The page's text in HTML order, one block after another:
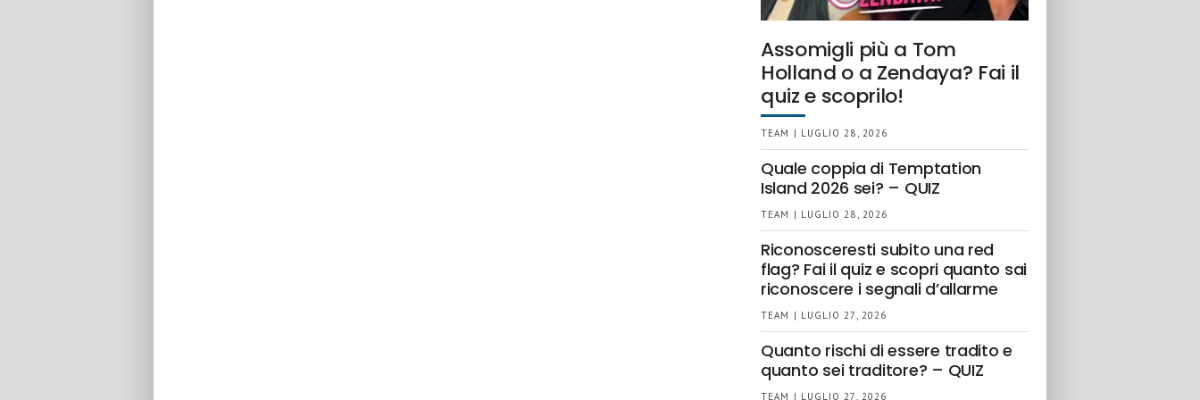
Assomigli più a Tom
Holland o a Zendaya? Fai il
quiz e scoprilo!
TEAM | LUGLIO 28, 2026
Quale coppia di Temptation
Island 2026 sei? – QUIZ
TEAM | LUGLIO 28, 2026
Riconosceresti subito una red
flag? Fai il quiz e scopri quanto sai
riconoscere i segnali d’allarme
TEAM | LUGLIO 27, 2026
Quanto rischi di essere tradito e
quanto sei traditore? – QUIZ
TEAM | LUGLIO 27, 2026